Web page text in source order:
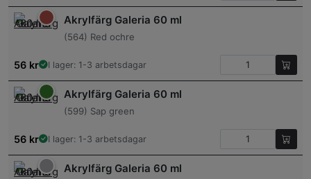
Akrylfärg Galeria 60 ml
(564) Red ochre
56 kr I lager: 1-3 arbetsdagar
Akrylfärg Galeria 60 ml
(599) Sap green
56 kr I lager: 1-3 arbetsdagar
Akrylfärg Galeria 60 ml